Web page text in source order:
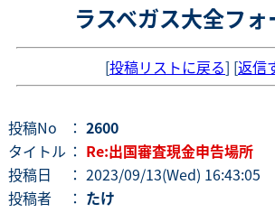
ラスベガス大全フォ
[投稿リストに戻る] [返信
投稿No ： 2600
タイトル ： Re:出国審査現金申告場所
投稿日
： 2023/09/13(Wed) 16:43:05
投稿者
： たけ